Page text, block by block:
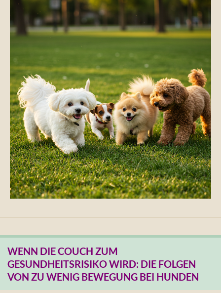
WENN DIE COUCH ZUM
GESUNDHEITSRISIKO WIRD: DIE FOLGEN
VON ZU WENIG BEWEGUNG BEI HUNDEN